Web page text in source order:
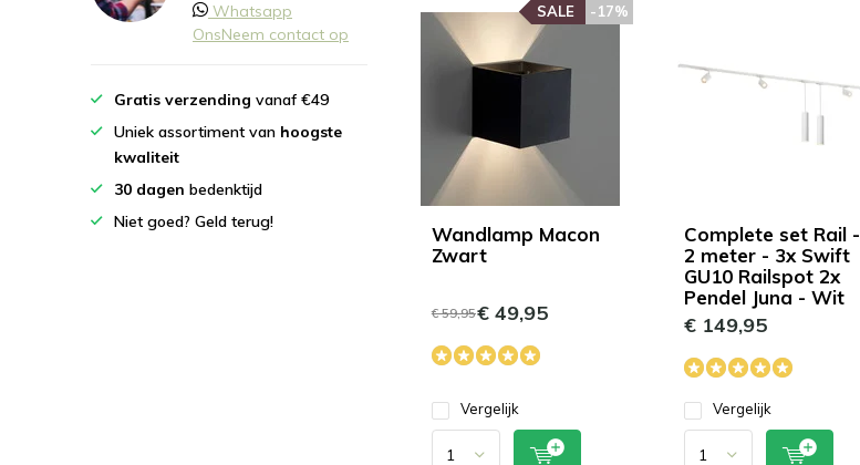
Wandlamp Macon
Zwart
-17%
SALE
€ 59,95€ 49,95
Vergelijk
Complete set Rail -
2 meter - 3x Swift
GU10 Railspot 2x
Pendel Juna - Wit
€ 149,95
Vergelijk
Whatsapp
OnsNeem contact op
Gratis verzending vanaf €49
Uniek assortiment van hoogste
kwaliteit
30 dagen bedenktijd
Niet goed? Geld terug!